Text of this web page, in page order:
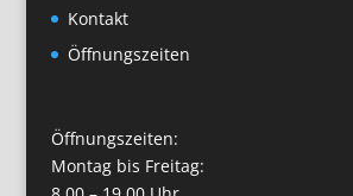
Kontakt
Öffnungszeiten
Öffnungszeiten:
Montag bis Freitag: